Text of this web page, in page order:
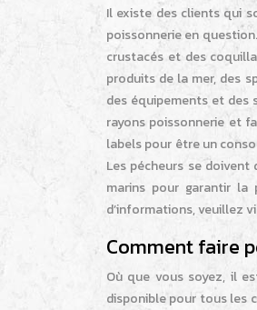
Il existe des clients qui
poissonnerie en
crustacés et des
produits de la mer, des
des équipements et des
rayons poissonnerie et
labels pour être un
Les pécheurs se
marins pour garantir la
d’informations, veuillez
Comment faire
Où que vous soyez, il
disponible pour tous les